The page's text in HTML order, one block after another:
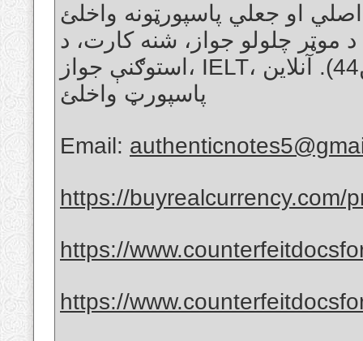
اصلي او جعلي پاسپورټونه واخلئ (WHATSAPP: +1 (725) 867-9567)،
موټر چلولو جواز، شنه کارت، د
استوګنې جواز، IELT، د کار جواز، تابعیت (ټلیګرام: ژاوچین44). آنلاین
پاسپورټ واخلئ
Email:
https://buyrealcurrency.com/
https://
https://